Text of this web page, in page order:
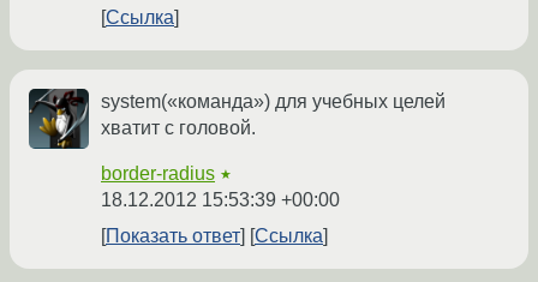
Ссылка
system(«команда») для учебных целей
хватит с головой.
border-radius ★
18.12.2012 15:53:39 +00:00
Показать ответ
Ссылка